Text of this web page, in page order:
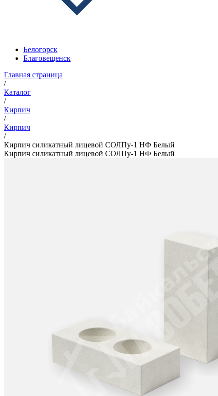
Белогорск
Благовещенск
Главная страница
/
Каталог
/
Кирпич
/
Кирпич
/
Кирпич силикатный лицевой СОЛПу-1 НФ Белый
Кирпич силикатный лицевой СОЛПу-1 НФ Белый